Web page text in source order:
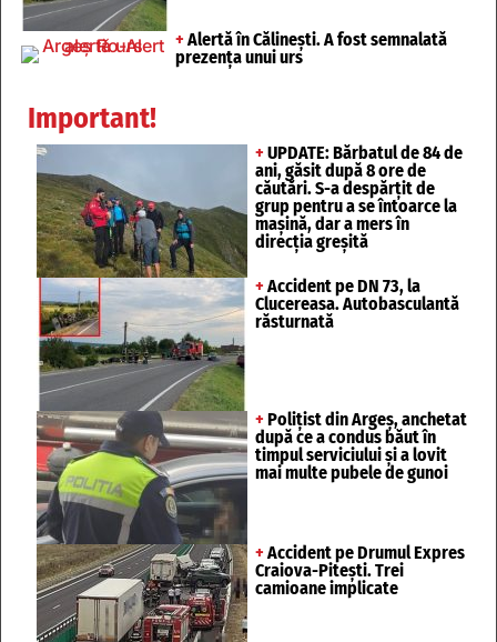
+ Alertă în Călinești. A fost semnalată
prezența unui urs
Important!
+ UPDATE: Bărbatul de 84 de
ani, găsit după 8 ore de
căutări. S-a despărțit de
grup pentru a se întoarce la
mașină, dar a mers în
direcția greșită
+ Accident pe DN 73, la
Clucereasa. Autobasculantă
răsturnată
+ Polițist din Argeș, anchetat
după ce a condus băut în
timpul serviciului și a lovit
mai multe pubele de gunoi
+ Accident pe Drumul Expres
Craiova-Pitești. Trei
camioane implicate